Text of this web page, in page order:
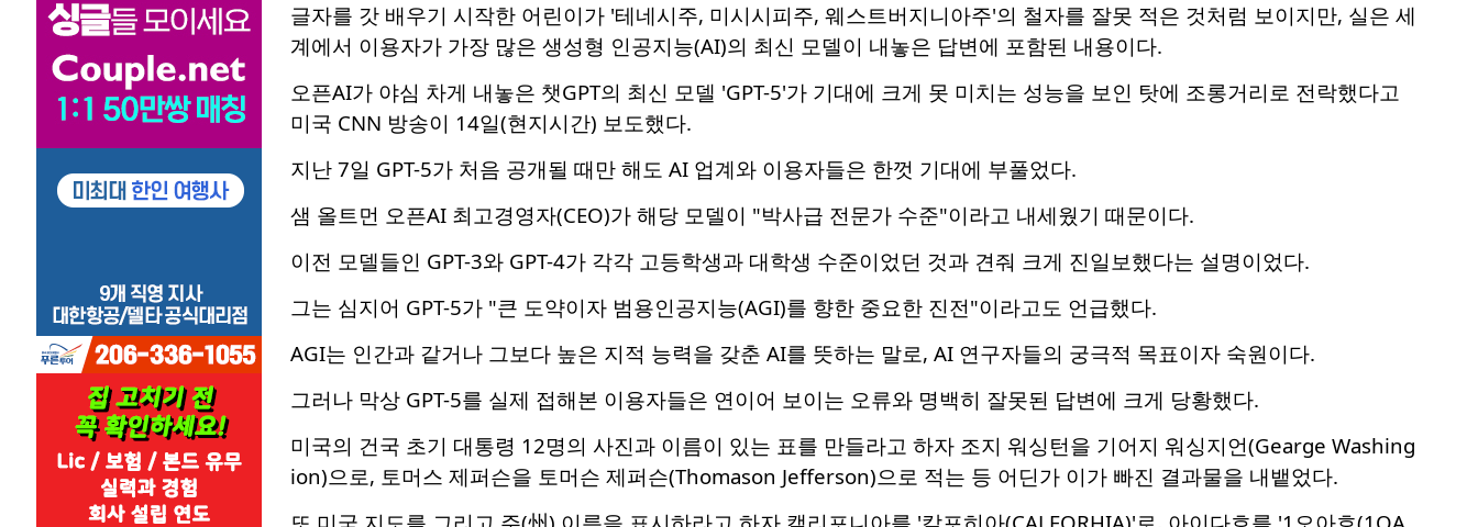
글자를 갓 배우기 시작한 어린이가 '테네시주, 미시시피주, 웨스트버지니아주'의 철자를 잘못 적은 것처럼 보이지만, 실은 세
계에서 이용자가 가장 많은 생성형 인공지능(AI)의 최신 모델이 내놓은 답변에 포함된 내용이다.
오픈AI가 야심 차게 내놓은 챗GPT의 최신 모델 'GPT-5'가 기대에 크게 못 미치는 성능을 보인 탓에 조롱거리로 전락했다고
미국 CNN 방송이 14일(현지시간) 보도했다.
지난 7일 GPT-5가 처음 공개될 때만 해도 AI 업계와 이용자들은 한껏 기대에 부풀었다.
샘 올트먼 오픈AI 최고경영자(CEO)가 해당 모델이 "박사급 전문가 수준"이라고 내세웠기 때문이다.
이전 모델들인 GPT-3와 GPT-4가 각각 고등학생과 대학생 수준이었던 것과 견줘 크게 진일보했다는 설명이었다.
그는 심지어 GPT-5가 "큰 도약이자 범용인공지능(AGI)를 향한 중요한 진전"이라고도 언급했다.
AGI는 인간과 같거나 그보다 높은 지적 능력을 갖춘 AI를 뜻하는 말로, AI 연구자들의 궁극적 목표이자 숙원이다.
그러나 막상 GPT-5를 실제 접해본 이용자들은 연이어 보이는 오류와 명백히 잘못된 답변에 크게 당황했다.
미국의 건국 초기 대통령 12명의 사진과 이름이 있는 표를 만들라고 하자 조지 워싱턴을 기어지 워싱지언(Gearge Washing
ion)으로, 토머스 제퍼슨을 토머슨 제퍼슨(Thomason Jefferson)으로 적는 등 어딘가 이가 빠진 결과물을 내뱉었다.